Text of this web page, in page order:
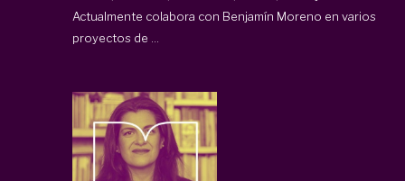
Actualmente colabora con Benjamín Moreno en varios
proyectos de ...